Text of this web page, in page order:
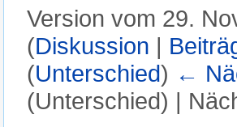
Version vom 29.
(Diskussion |
(Unterschied) ←
(Unterschied) |